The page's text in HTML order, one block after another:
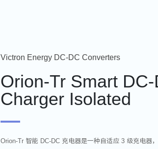
Victron Energy DC-DC Converters
Orion-Tr Smart DC-
Charger Isolated
Orion-Tr 智能 DC-DC 充电器是一种自适应 3 级充电器